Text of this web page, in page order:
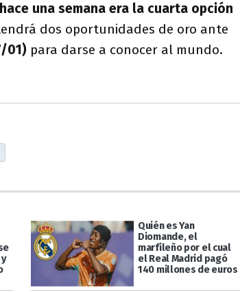
una semana era la cuarta opción
dos oportunidades de oro ante
01) para darse a conocer al mundo.
Quién es Yan
Diomande, el
marfileño por el cual
el Real Madrid pagó
140 millones de euros